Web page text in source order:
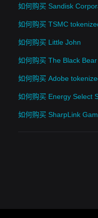
如何购买 Sandisk
如何购买 TSMC
如何购买 Little John
如何购买 The Black Bear
如何购买 Adobe
如何购买 SharpLink